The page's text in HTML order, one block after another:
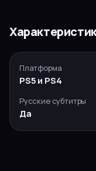
Платформа
PS5 и PS4
Русские субтитры
Да